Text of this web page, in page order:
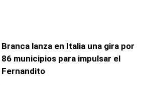
Branca lanza en Italia una gira por
86 municipios para impulsar el
Fernandito